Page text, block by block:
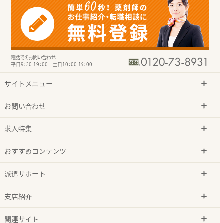
電話でのお問い合わせ：
平日9：30-19：00 土日10：00-19：00
サイトメニュー
お問い合わせ
求人特集
おすすめコンテンツ
派遣サポート
支店紹介
関連サイト